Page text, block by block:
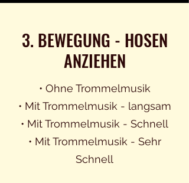
3. BEWEGUNG - HOSEN
ANZIEHEN
• Ohne Trommelmusik
• Mit Trommelmusik - langsam
• Mit Trommelmusik - Schnell
• Mit Trommelmusik - Sehr
Schnell